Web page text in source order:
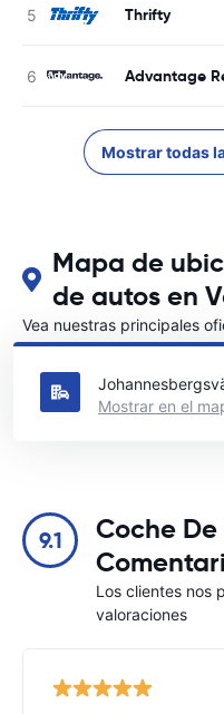
Thrifty
Advantage
Mostrar todas
Mapa de
de autos en
Vea nuestras principales
Vänersborg
Mostrar en el
9.1
Coche
Los clientes nos
valoraciones